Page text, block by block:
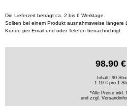
Die Lieferzeit beträgt ca. 2 bis 6 Werktage.
Sollten bei einem Produkt ausnahmsweise längere
Kunde per Email und oder Telefon benachrichtigt.
98.90
Inhalt: 90
1.10 € pro 1
*Alle Preise inkl.
und zzgl.